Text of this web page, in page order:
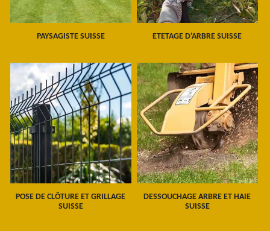
PAYSAGISTE SUISSE ETETAGE D'ARBRE SUISSE
POSE DE CLÔTURE ET GRILLAGE
SUISSE
DESSOUCHAGE ARBRE ET HAIE
SUISSE